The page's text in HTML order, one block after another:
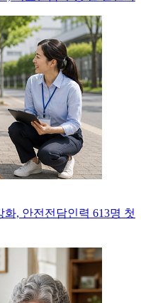
, 안전전담인력 613명 첫